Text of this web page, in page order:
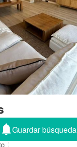
170 m²
Guardar búsqueda